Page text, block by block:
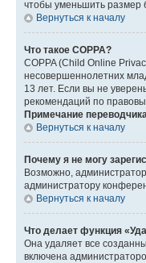
чтобы уменьшить размер
Вернуться к началу
Что такое COPPA?
COPPA (Child Online
несовершеннолетних
13 лет. Если вы не
рекомендаций по
Примечание
Вернуться к началу
Почему я не могу
Возможно,
администратору
Вернуться к началу
Что делает функция
Она удаляет все
включена